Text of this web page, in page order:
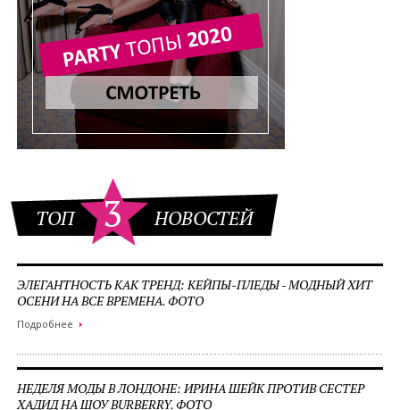
ТОП 3 НОВОСТЕЙ
ЭЛЕГАНТНОСТЬ КАК ТРЕНД: КЕЙПЫ-ПЛЕДЫ - МОДНЫЙ ХИТ
ОСЕНИ НА ВСЕ ВРЕМЕНА. ФОТО
Подробнее
НЕДЕЛЯ МОДЫ В ЛОНДОНЕ: ИРИНА ШЕЙК ПРОТИВ СЕСТЕР
ХАДИД НА ШОУ BURBERRY. ФОТО